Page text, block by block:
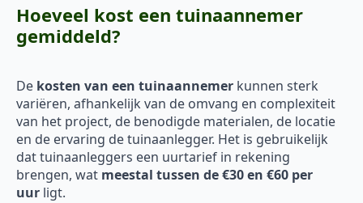
Hoeveel kost een tuinaannemer
gemiddeld?
De kosten van een tuinaannemer kunnen sterk
variëren, afhankelijk van de omvang en complexiteit
van het project, de benodigde materialen, de locatie
en de ervaring de tuinaanlegger. Het is gebruikelijk
dat tuinaanleggers een uurtarief in rekening
brengen, wat meestal tussen de €30 en €60 per
uur ligt.